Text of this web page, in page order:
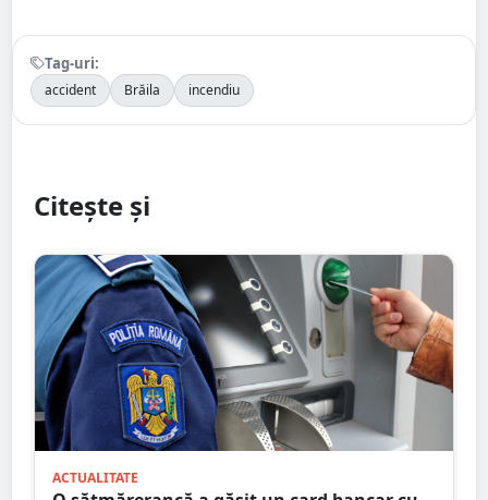
Tag-uri:
accident Brăila incendiu
Citește și
ACTUALITATE